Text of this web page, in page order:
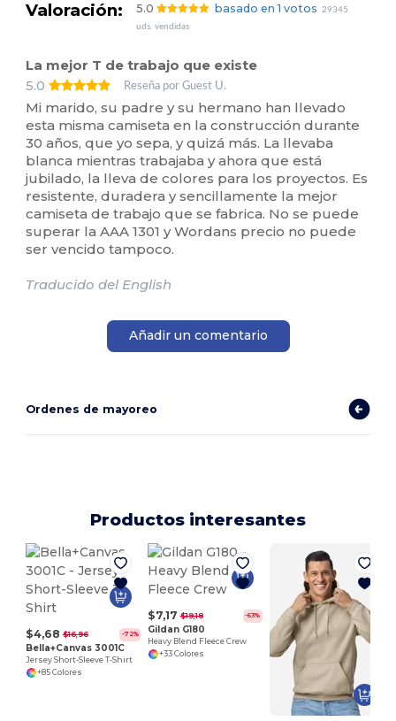
Valoración: 5.0 basado en 1 votos
29345
uds. vendidas
La mejor T de trabajo que existe
5.0
Reseña por Guest U.
Mi marido, su padre y su hermano han llevado
esta misma camiseta en la construcción durante
30 años, que yo sepa, y quizá más. La llevaba
blanca mientras trabajaba y ahora que está
jubilado, la lleva de colores para los proyectos. Es
resistente, duradera y sencillamente la mejor
camiseta de trabajo que se fabrica. No se puede
superar la AAA 1301 y Wordans precio no puede
ser vencido tampoco.
Traducido del English
Añadir un comentario
Ordenes de mayoreo
Productos interesantes
$4,68 $16,96 -72%
Bella+Canvas 3001C
Jersey Short-Sleeve T-Shirt
+85 Colores
$7,17 $19,18 -63%
Gildan G180
Heavy Blend Fleece Crew
+33 Colores